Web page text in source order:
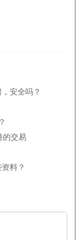
安全吗？
的交易
料？